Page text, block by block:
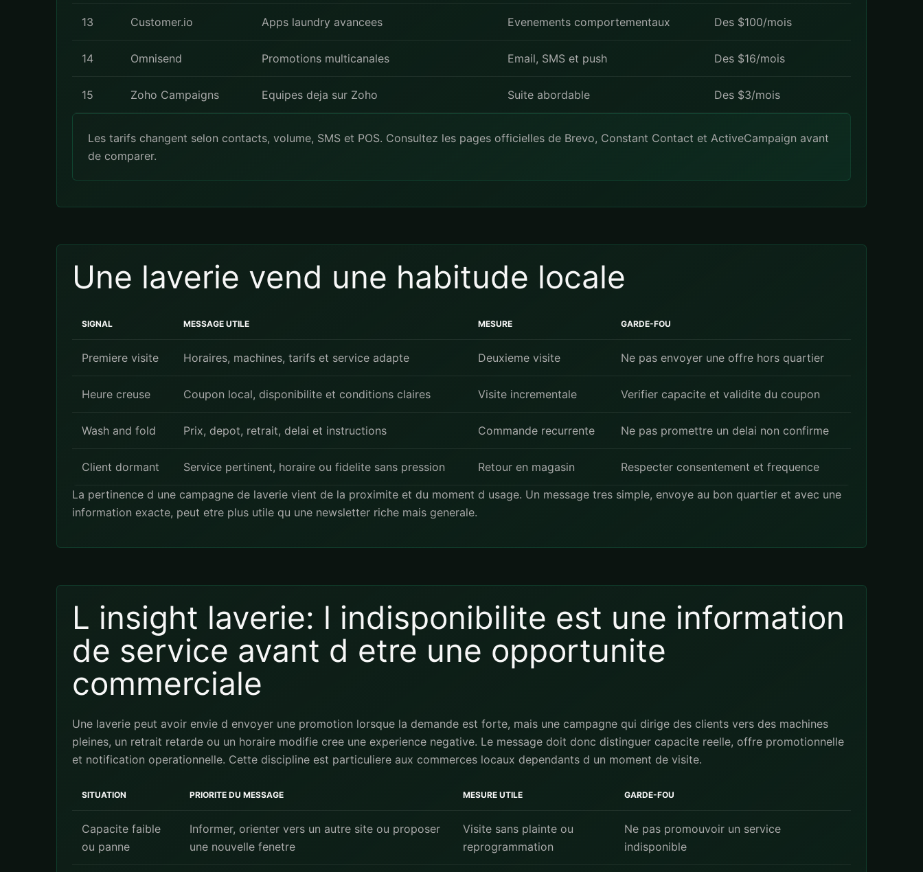
13 Customer.io Apps laundry avancees Evenements comportementaux Des $100/mois
14 Omnisend Promotions multicanales Email, SMS et push Des $16/mois
15 Zoho Campaigns Equipes deja sur Zoho Suite abordable Des $3/mois
Les tarifs changent selon contacts, volume, SMS et POS. Consultez les pages officielles de Brevo, Constant Contact et ActiveCampaign avant
de comparer.
Une laverie vend une habitude locale
SIGNAL MESSAGE UTILE MESURE GARDE-FOU
Premiere visite Horaires, machines, tarifs et service adapte Deuxieme visite Ne pas envoyer une offre hors quartier
Heure creuse Coupon local, disponibilite et conditions claires Visite incrementale Verifier capacite et validite du coupon
Wash and fold Prix, depot, retrait, delai et instructions Commande recurrente Ne pas promettre un delai non confirme
Client dormant Service pertinent, horaire ou fidelite sans pression Retour en magasin
Respecter consentement et frequence
La pertinence d une campagne de laverie vient de la proximite et du moment d usage. Un message tres simple, envoye au bon quartier et avec une
information exacte, peut etre plus utile qu une newsletter riche mais generale.
L insight laverie: l indisponibilite est une information
de service avant d etre une opportunite
commerciale
Une laverie peut avoir envie d envoyer une promotion lorsque la demande est forte, mais une campagne qui dirige des clients vers des machines
pleines, un retrait retarde ou un horaire modifie cree une experience negative. Le message doit donc distinguer capacite reelle, offre promotionnelle
et notification operationnelle. Cette discipline est particuliere aux commerces locaux dependants d un moment de visite.
SITUATION PRIORITE DU MESSAGE MESURE UTILE GARDE-FOU
Capacite faible
ou panne
Informer, orienter vers un autre site ou proposer
une nouvelle fenetre
Visite sans plainte ou
reprogrammation
Ne pas promouvoir un service
indisponible